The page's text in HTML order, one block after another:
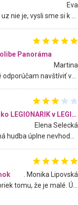
Eva
Panoráma
Martina
Vnútorné detské ihrisko LEGIONARIK v LEGIA Fitness
Elena Selecká
. Monika Lipovská